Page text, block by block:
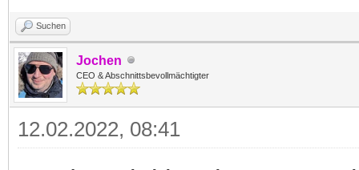
Suchen
Jochen
CEO & Abschnittsbevollmächtigter
12.02.2022, 08:41